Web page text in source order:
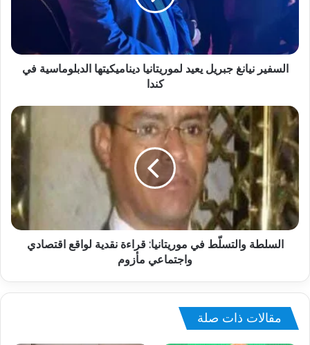
السفير نيانغ جبريل يعيد لموريتانيا ديناميكيتها الدبلوماسية في
كندا
السلطة والتسلّط في موريتانيا: قراءة نقدية لواقع اقتصادي
واجتماعي مأزوم
مقالات ذات صلة